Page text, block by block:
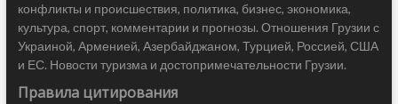
конфликты и происшествия, политика, бизнес, экономика,
культура, спорт, комментарии и прогнозы. Отношения Грузии с
Украиной, Арменией, Азербайджаном, Турцией, Россией, США
и ЕС. Новости туризма и достопримечательности Грузии.
Правила цитирования